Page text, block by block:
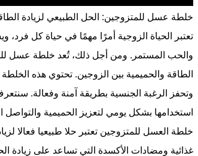
خلطة عسل للمتزوجين: الحل الطبيعي لزيادة
تعتبر الحياة الزوجية أمرًا مهمًا في حياة كل فرد،
والحب المستمر. ومن أجل ذلك، تُعد خلطة عسل
الطاقة والحميمية بين الزوجين. تحتوي هذه
وتحفز الرغبة الجنسية بطريقة آمنة وفعالة.
استخدامها بشكل يومي لتعزيز الحميمية
خلطة العسل للمتزوجين تعتبر حلا طبيعيا فعالا
غذائية ومضادات الأكسدة التي تساعد على زيادة